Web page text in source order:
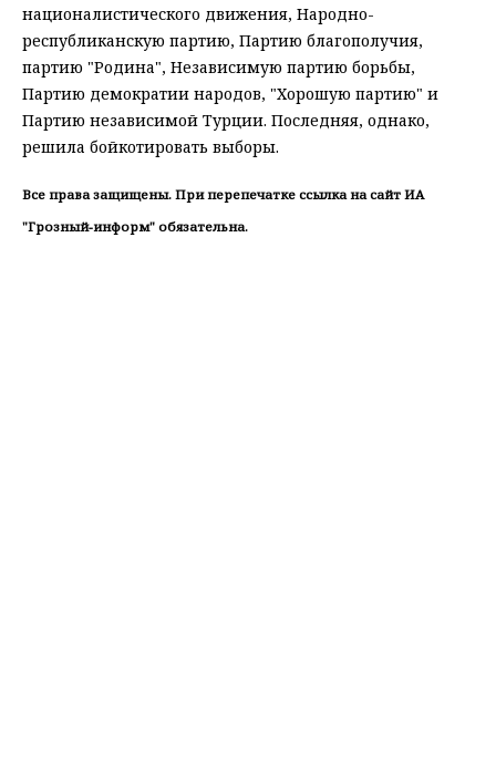
националистического движения, Народно-
республиканскую партию, Партию благополучия,
партию "Родина", Независимую партию борьбы,
Партию демократии народов, "Хорошую партию" и
Партию независимой Турции. Последняя, однако,
решила бойкотировать выборы.
Все права защищены. При перепечатке ссылка на сайт ИА
"Грозный-информ" обязательна.